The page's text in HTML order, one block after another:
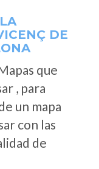
DE
que
, para
un mapa
con las
de